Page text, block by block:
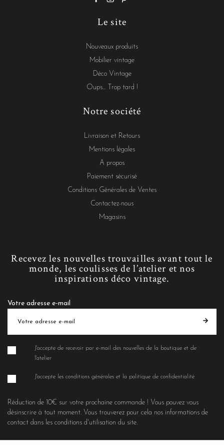
Le site
Nouveaux produits
Mobilier vintage
Déco Vintage
Oups... Trop tard !
Notre société
Livraison et Retours
Mentions légales
A propos
Paiement sécurisé
Conditions Générales de Ventes
Contactez-nous
Magasins
Recevez les nouvelles trouvailles avant tout le
monde, les coulisses de l’atelier et nos
inspirations déco vintage.
Votre adresse e-mail
J'accepte de recevoir par e-mail des nouvelles de la boutique et de
l'atelier
J'accepte les conditions générales et la politique de confidentialité
Réduction de 10€ sur votre prochaine commande ! Vous pouvez vous
désinscrire à tout moment. Vous trouverez pour cela nos informations de
contact dans les conditions d'utilisation du site.